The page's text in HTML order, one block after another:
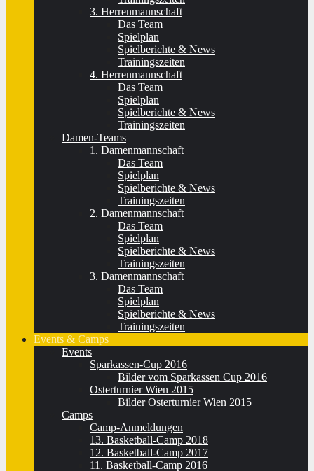
3. Herrenmannschaft
Das Team
Spielplan
Spielberichte & News
Trainingszeiten
4. Herrenmannschaft
Das Team
Spielplan
Spielberichte & News
Trainingszeiten
Damen-Teams
1. Damenmannschaft
Das Team
Spielplan
Spielberichte & News
Trainingszeiten
2. Damenmannschaft
Das Team
Spielplan
Spielberichte & News
Trainingszeiten
3. Damenmannschaft
Das Team
Spielplan
Spielberichte & News
Trainingszeiten
Events & Camps
Events
Sparkassen-Cup 2016
Bilder vom Sparkassen Cup 2016
Osterturnier Wien 2015
Bilder Osterturnier Wien 2015
Camps
Camp-Anmeldungen
13. Basketball-Camp 2018
12. Basketball-Camp 2017
11. Basketball-Camp 2016